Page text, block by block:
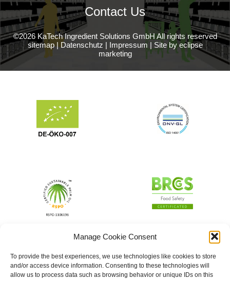
Manage Cookie Consent
To provide the best experiences, we use technologies like cookies to store
and/or access device information. Consenting to these technologies will
allow us to process data such as browsing behavior or unique IDs on this
Contact Us
©2026 KaTech Ingredient Solutions GmbH All rights reserved
sitemap| Datenschutz | Impressum | Site by eclipse
marketing